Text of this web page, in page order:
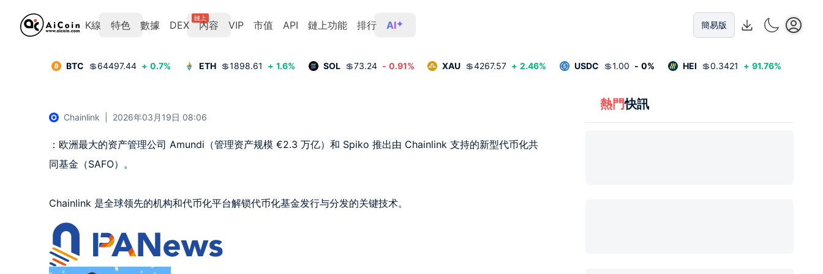
K線 特色 數據 DEX
鏈上
內容 VIP 市值 API 鏈上功能 排行 AI 簡易版
BTC 💲64497.44 + 0.7% ETH 💲1898.61 + 1.6% SOL 💲73.24 - 0.91% XAU 💲4267.57 + 2.46% USDC 💲1.00 - 0% HEI 💲0.3421 + 91.76%
Chainlink 2026年03月19日 08:06
：欧洲最大的资产管理公司 Amundi（管理资产规模 €2.3 万亿）和 Spiko 推出由 Chainlink 支持的新型代币化共
同基金（SAFO）。
Chainlink 是全球领先的机构和代币化平台解锁代币化基金发行与分发的关键技术。
熱門快訊